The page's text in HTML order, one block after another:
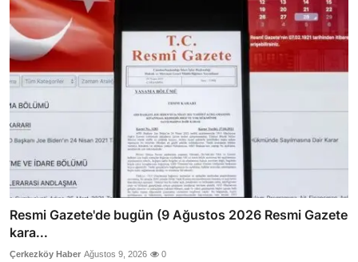
Resmi Gazete'de bugün (9 Ağustos 2026 Resmi Gazete
kara...
Çerkezköy Haber Ağustos 9, 2026 0